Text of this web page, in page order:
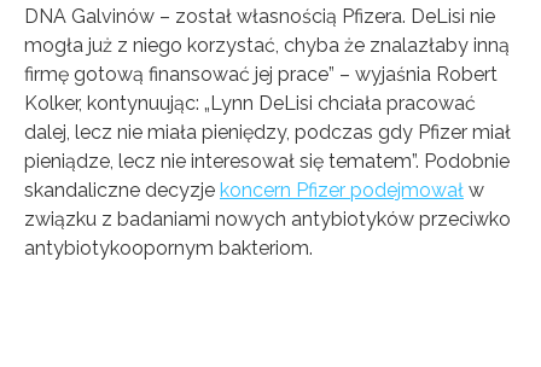
DNA Galvinów – został własnością Pfizera. DeLisi nie
mogła już z niego korzystać, chyba że znalazłaby inną
firmę gotową finansować jej prace” – wyjaśnia Robert
Kolker, kontynuując: „Lynn DeLisi chciała pracować
dalej, lecz nie miała pieniędzy, podczas gdy Pfizer miał
pieniądze, lecz nie interesował się tematem”. Podobnie
skandaliczne decyzje koncern Pfizer podejmował w
związku z badaniami nowych antybiotyków przeciwko
antybiotykoopornym bakteriom.